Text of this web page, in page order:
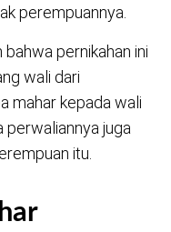
perempuannya.
pernikahan ini
wali dari
mahar kepada wali
perwaliannya juga
itu.